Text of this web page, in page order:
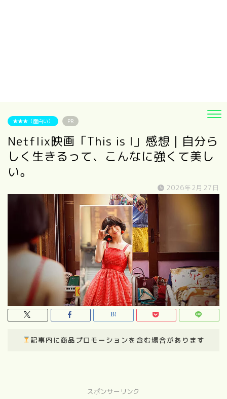
★★★（面白い） PR
Netflix映画「This is I」感想｜自分ら
しく生きるって、こんなに強くて美し
い。
2026年2月27日
記事内に商品プロモーションを含む場合があります
スポンサーリンク